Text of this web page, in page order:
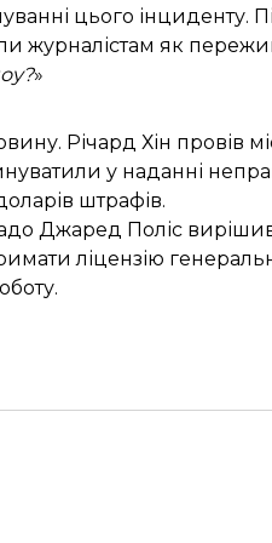
цього інциденту.
журналістам як
»
Річард Хін провів
у наданні
штрафів.
Джаред Поліс
ліцензію